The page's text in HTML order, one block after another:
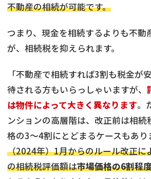
不動産の相続が可能です。
つまり、現金を相続するよりも不動
が、相続税を抑えられます。
「不動産で相続すれば3割も税金が
待される方もいらっしゃいますが、
は物件によって大きく異なります。
ンションの高層階は、改正前は相続
格の3〜4割にとどまるケースもあり
（2024年）1月からのルール改正に
の相続税評価額は市場価格の6割程